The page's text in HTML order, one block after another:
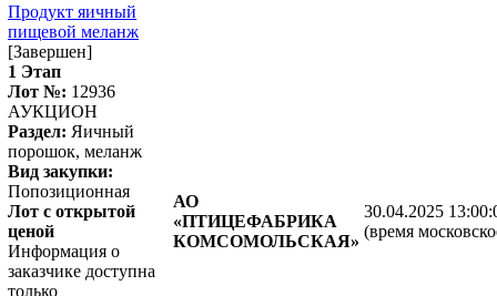
Продукт яичный
пищевой меланж
[Завершен]
1 Этап
Лот №: 12936
АУКЦИОН
Раздел: Яичный
порошок, меланж
Вид закупки:
Попозиционная
Лот с открытой
ценой
Информация о
заказчике доступна
только
АО
«ПТИЦЕФАБРИКА
КОМСОМОЛЬСКАЯ»
30.04.2025
(время